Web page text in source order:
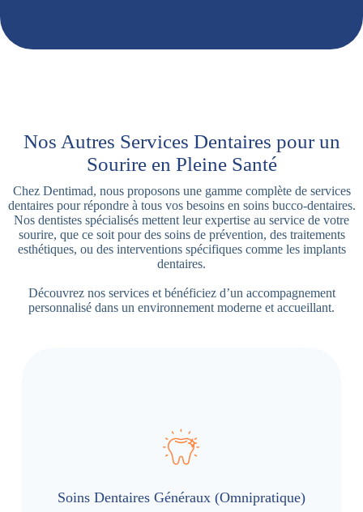
Nos Autres Services Dentaires pour un
Sourire en Pleine Santé
Chez Dentimad, nous proposons une gamme complète de services
dentaires pour répondre à tous vos besoins en soins bucco-dentaires.
Nos dentistes spécialisés mettent leur expertise au service de votre
sourire, que ce soit pour des soins de prévention, des traitements
esthétiques, ou des interventions spécifiques comme les implants
dentaires.
Découvrez nos services et bénéficiez d’un accompagnement
personnalisé dans un environnement moderne et accueillant.
Soins Dentaires Généraux (Omnipratique)